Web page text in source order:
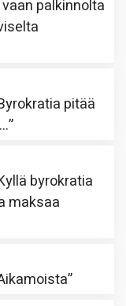
palkinnolta
pitää
”
byrokratia
maksaa
”